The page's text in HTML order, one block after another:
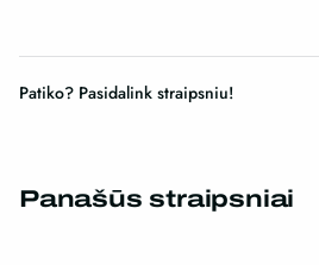
Patiko? Pasidalink straipsniu!
Panašūs straipsniai